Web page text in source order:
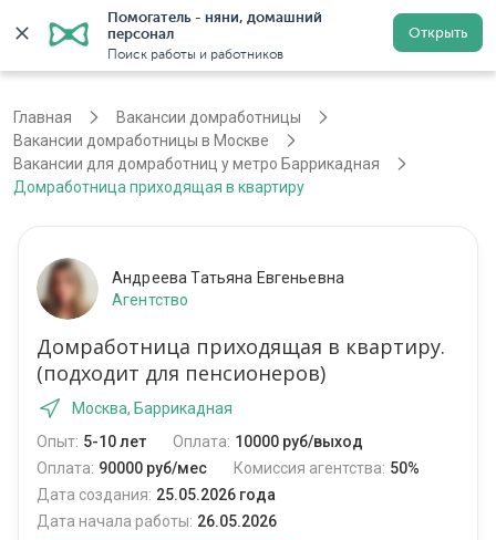
Помогатель - няни, домашний
персонал
Поиск работы и работников
Открыть
Регистрация
Главная
Вакансии домработницы
Вакансии домработницы в Москве
Вакансии для домработниц у метро Баррикадная
Домработница приходящая в квартиру
Андреева Татьяна Евгеньевна
Агентство
Домработница приходящая в квартиру.
(подходит для пенсионеров)
Москва, Баррикадная
Опыт: 5-10 лет Оплата: 10000 руб/выход
Оплата: 90000 руб/мес Комиссия агентства: 50%
Дата создания: 25.05.2026 года
Дата начала работы: 26.05.2026